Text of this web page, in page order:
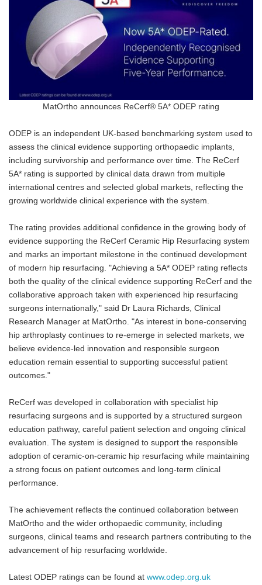
MatOrtho announces ReCerf® 5A* ODEP rating
ODEP is an independent UK-based benchmarking system used to
assess the clinical evidence supporting orthopaedic implants,
including survivorship and performance over time. The ReCerf
5A* rating is supported by clinical data drawn from multiple
international centres and selected global markets, reflecting the
growing worldwide clinical experience with the system.
The rating provides additional confidence in the growing body of
evidence supporting the ReCerf Ceramic Hip Resurfacing system
and marks an important milestone in the continued development
of modern hip resurfacing. "Achieving a 5A* ODEP rating reflects
both the quality of the clinical evidence supporting ReCerf and the
collaborative approach taken with experienced hip resurfacing
surgeons internationally," said Dr Laura Richards, Clinical
Research Manager at MatOrtho. "As interest in bone-conserving
hip arthroplasty continues to re-emerge in selected markets, we
believe evidence-led innovation and responsible surgeon
education remain essential to supporting successful patient
outcomes."
ReCerf was developed in collaboration with specialist hip
resurfacing surgeons and is supported by a structured surgeon
education pathway, careful patient selection and ongoing clinical
evaluation. The system is designed to support the responsible
adoption of ceramic-on-ceramic hip resurfacing while maintaining
a strong focus on patient outcomes and long-term clinical
performance.
The achievement reflects the continued collaboration between
MatOrtho and the wider orthopaedic community, including
surgeons, clinical teams and research partners contributing to the
advancement of hip resurfacing worldwide.
Latest ODEP ratings can be found at www.odep.org.uk